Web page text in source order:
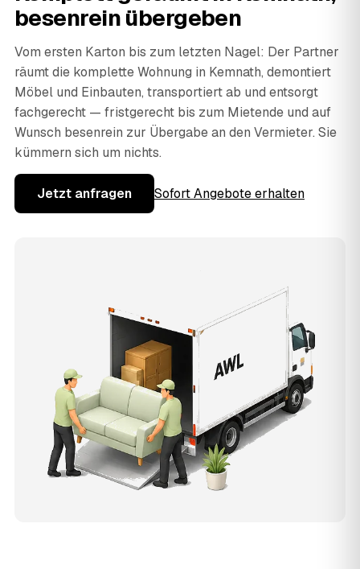
besenrein übergeben
Vom ersten Karton bis zum letzten Nagel: Der Partner
räumt die komplette Wohnung in Kemnath, demontiert
Möbel und Einbauten, transportiert ab und entsorgt
fachgerecht — fristgerecht bis zum Mietende und auf
Wunsch besenrein zur Übergabe an den Vermieter. Sie
kümmern sich um nichts.
Jetzt anfragen Sofort Angebote erhalten